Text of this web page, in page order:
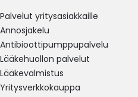
Palvelut yritysasiakkaille
Annosjakelu
Antibioottipumppupalvelu
Lääkehuollon palvelut
Lääkevalmistus
Yritysverkkokauppa